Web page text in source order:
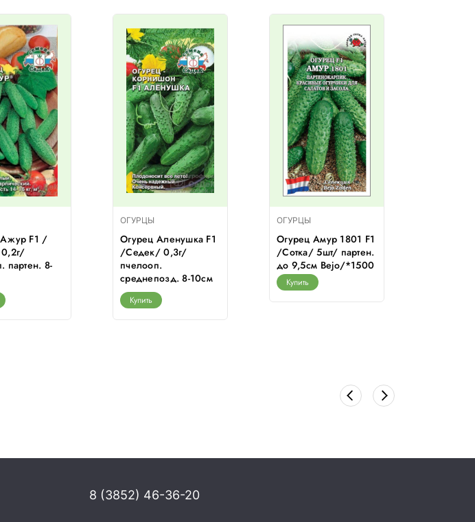
F1 /
партен. 8-
ОГУРЦЫ
Огурец Аленушка F1
/Седек/ 0,3г/
пчелооп.
среднепозд. 8-10см
Купить
ОГУРЦЫ
Огурец Амур 1801 F1
/Сотка/ 5шт/ партен.
до 9,5см Bejo/*1500
Купить
8 (3852) 46-36-20